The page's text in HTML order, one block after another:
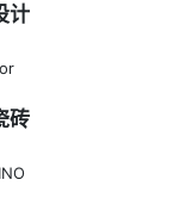
计
砖